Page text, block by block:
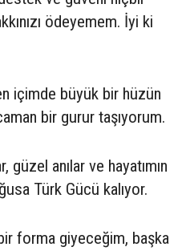
ödeyemem. İyi ki
içimde büyük bir hüzün
bir gurur taşıyorum.
anılar ve hayatımın
Türk Gücü kalıyor.
forma giyeceğim, başka